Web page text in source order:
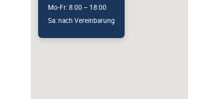
Mo-Fr: 8:00 – 18:00
Sa: nach Vereinbarung